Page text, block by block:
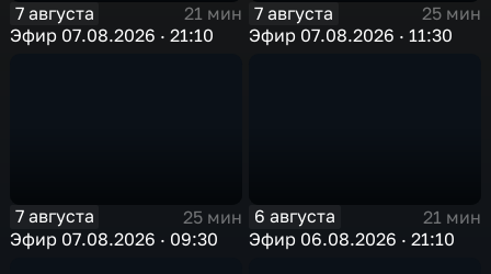
7 августа
21 мин
Эфир 07.08.2026 · 21:10
7 августа
25 мин
Эфир 07.08.2026 · 11:30
7 августа
25 мин
Эфир 07.08.2026 · 09:30
6 августа
21 мин
Эфир 06.08.2026 · 21:10